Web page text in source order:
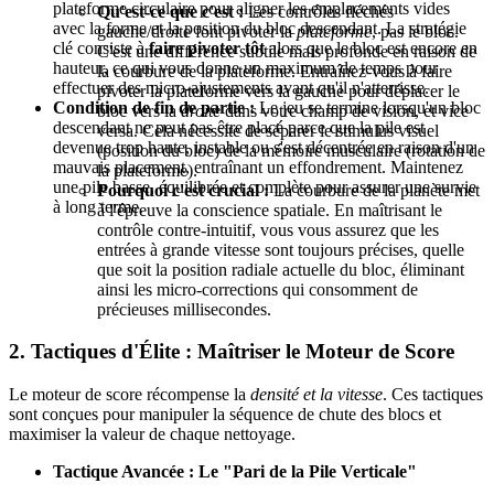
plateforme circulaire pour aligner les emplacements vides
avec la forme et la position du bloc descendant. La stratégie
clé consiste àfaire pivoter tôtalors que le bloc est encore en
hauteur, ce qui vous donne un maximum de temps pour
effectuer des micro-ajustements avant qu'il n'atterrisse.
Condition de fin de partie :Le jeu se termine lorsqu'un bloc
descendant ne peut pas être placé parce que la pile est
devenue trop haute, instable ou s'est décentrée en raison d'un
mauvais placement, entraînant un effondrement. Maintenez
une pile basse, équilibrée et complète pour assurer une survie
à long terme.
Qu'est-ce que c'est :Les contrôles fléchés
gauche/droite font pivoter laplateforme, pas le bloc.
C'est une différence subtile mais profonde en raison de
la courbure de la plateforme. Entraînez-vous à faire
pivoter la plateforme vers la gauche pour déplacer le
bloc vers ladroitedans votre champ de vision, et vice
versa. Cela nécessite de séparer le stimulus visuel
(position du bloc) de la mémoire musculaire (rotation de
la plateforme).
Pourquoi c'est crucial :La courbure de la planète met
à l'épreuve la conscience spatiale. En maîtrisant le
contrôle contre-intuitif, vous vous assurez que les
entrées à grande vitesse sont toujours précises, quelle
que soit la position radiale actuelle du bloc, éliminant
ainsi les micro-corrections qui consomment de
précieuses millisecondes.
2. Tactiques d'Élite : Maîtriser le Moteur de Score
Le moteur de score récompense la densité et la vitesse. Ces tactiques
sont conçues pour manipuler la séquence de chute des blocs et
maximiser la valeur de chaque nettoyage.
Tactique Avancée : Le "Pari de la Pile Verticale"